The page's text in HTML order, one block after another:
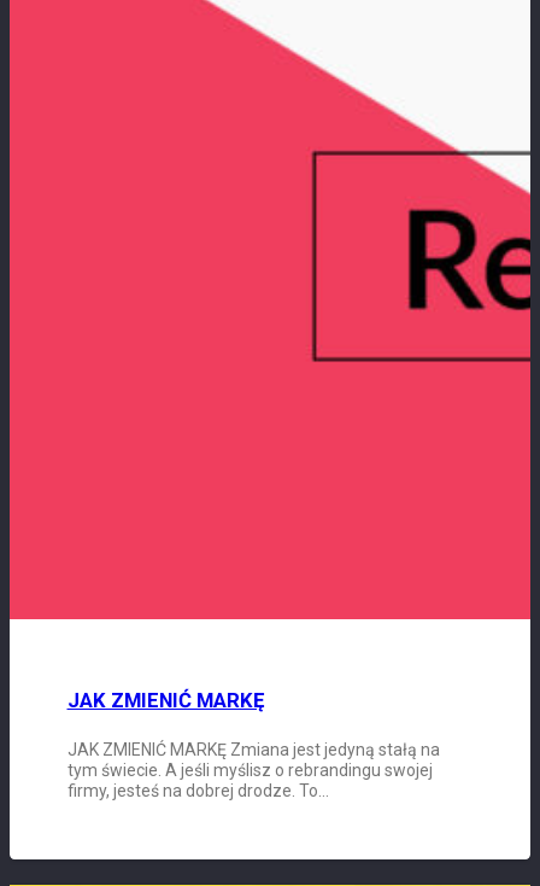
JAK ZMIENIĆ MARKĘ
JAK ZMIENIĆ MARKĘ Zmiana jest jedyną stałą na
tym świecie. A jeśli myślisz o rebrandingu swojej
firmy, jesteś na dobrej drodze. To…